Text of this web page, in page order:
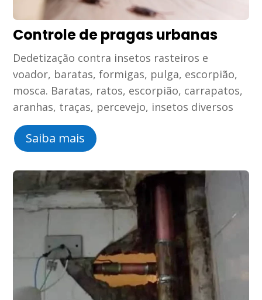
Controle de pragas urbanas
Dedetização contra insetos rasteiros e
voador, baratas, formigas, pulga, escorpião,
mosca. Baratas, ratos, escorpião, carrapatos,
aranhas, traças, percevejo, insetos diversos
Saiba mais